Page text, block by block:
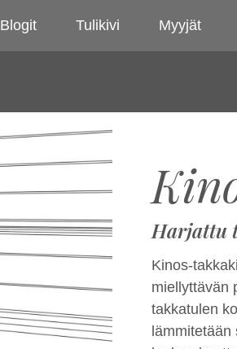
Blogit Tulikivi Myyjät
Harjattu
Kinos-
miellyttävän
takkatulen